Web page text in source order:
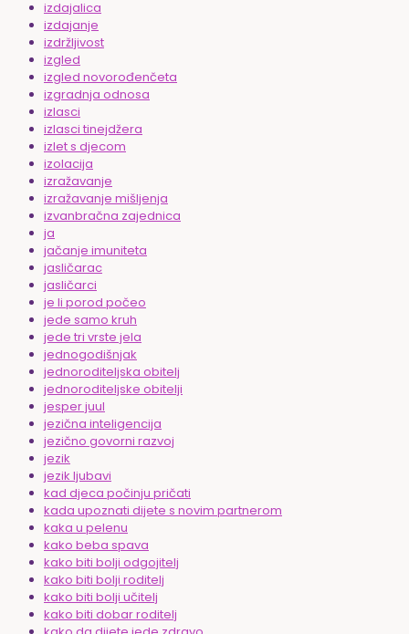
izdajalica
izdajanje
izdržljivost
izgled
izgled novorođenčeta
izgradnja odnosa
izlasci
izlasci tinejdžera
izlet s djecom
izolacija
izražavanje
izražavanje mišljenja
izvanbračna zajednica
ja
jačanje imuniteta
jasličarac
jasličarci
je li porod počeo
jede samo kruh
jede tri vrste jela
jednogodišnjak
jednoroditeljska obitelj
jednoroditeljske obitelji
jesper juul
jezična inteligencija
jezično govorni razvoj
jezik
jezik ljubavi
kad djeca počinju pričati
kada upoznati dijete s novim partnerom
kaka u pelenu
kako beba spava
kako biti bolji odgojitelj
kako biti bolji roditelj
kako biti bolji učitelj
kako biti dobar roditelj